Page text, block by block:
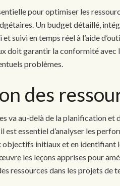
pour optimiser les
Un budget détaillé,
suivi en temps réel à l’aide
doit garantir la conformité avec
problèmes.
des
va au-delà de la planification et
est essentiel d’analyser les
initiaux et en identifiant
les leçons apprises pour
ressources dans les projets de